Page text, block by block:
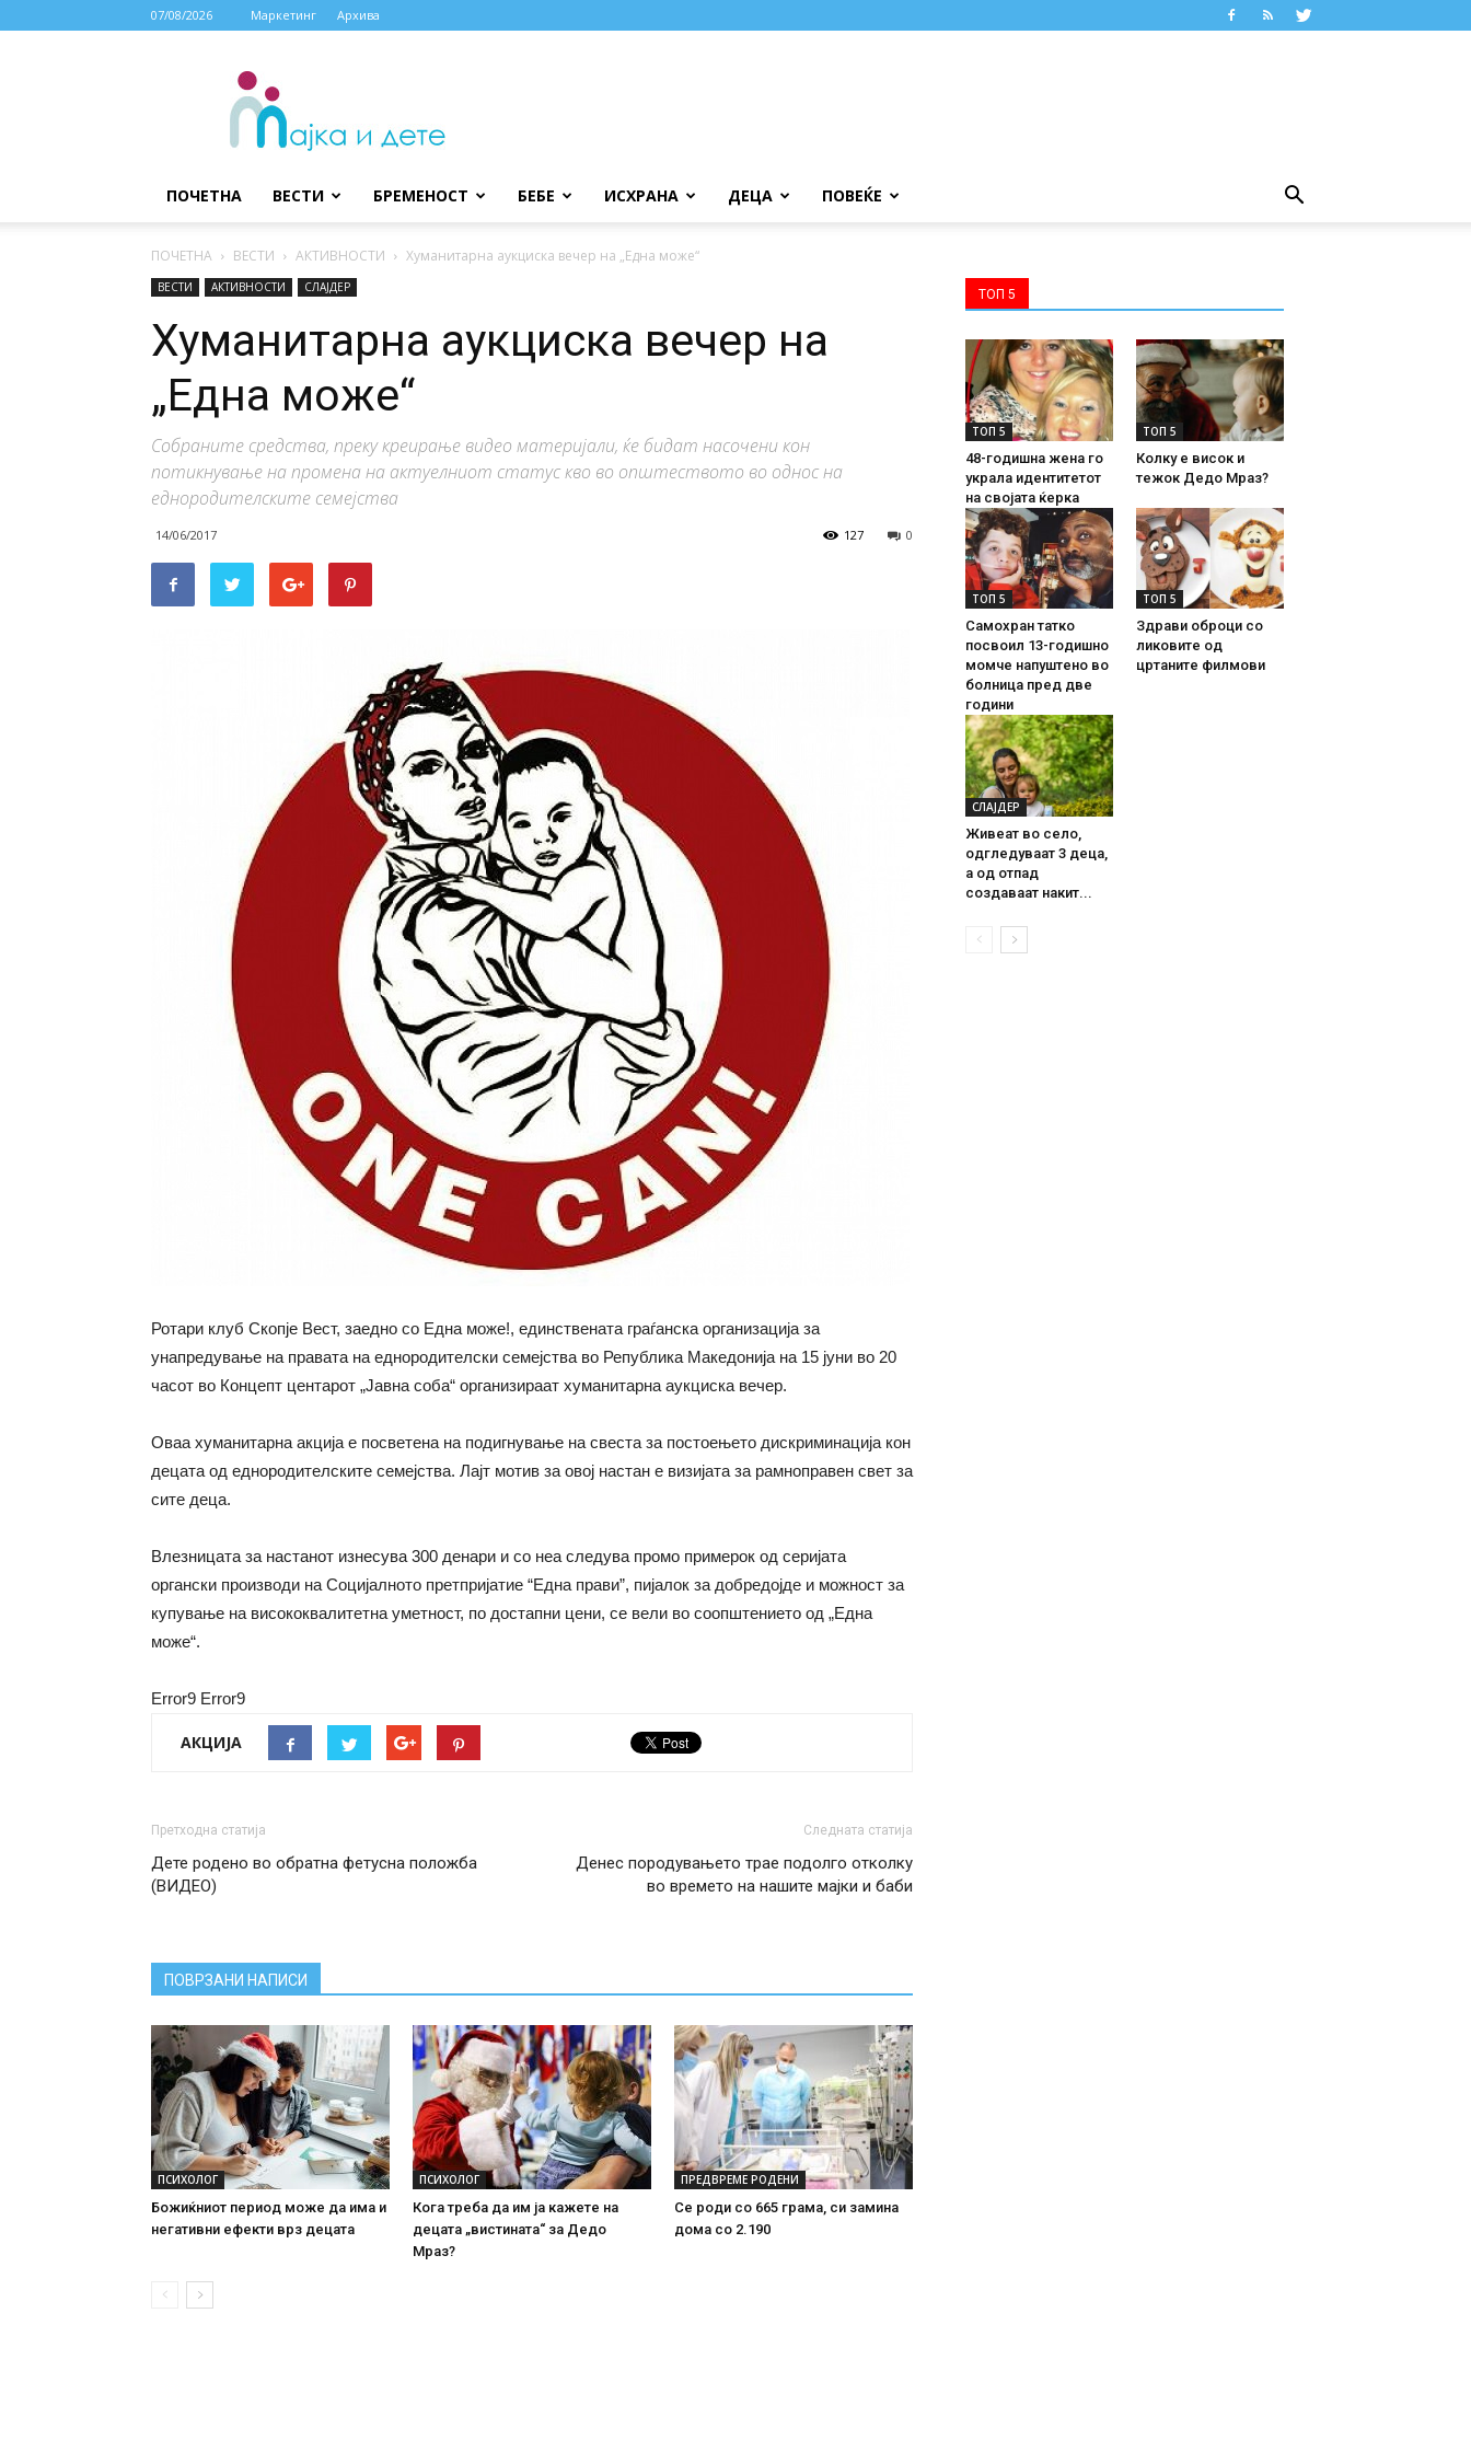
07/08/2026 Маркетинг Архива
МАЈКА
ДЕТЕ
ПОЧЕТНА ВЕСТИ БРЕМЕНОСТ БЕБЕ ИСХРАНА ДЕЦА ПОВЕЌЕ
ПОЧЕТНА ВЕСТИ АКТИВНОСТИ Хуманитарна аукциска вечер на „Една може“
ВЕСТИ АКТИВНОСТИ СЛАЈДЕР
Хуманитарна аукциска вечер на
„Една може“
Собраните средства, преку креирање видео материјали, ќе бидат насочени кон
потикнување на промена на актуелниот статус кво во општеството во однос на
еднородителските семејства
14/06/2017 0
127
Ротари клуб Скопје Вест, заедно со Една може!, единствената граѓанска организација за
унапредување на правата на еднородителски семејства во Република Македонија на 15 јуни во 20
часот во Концепт центарот „Јавна соба“ организираат хуманитарна аукциска вечер.
Оваа хуманитарна акција е посветена на подигнување на свеста за постоењето дискриминација кон
децата од еднородителските семејства. Лајт мотив за овој настан е визијата за рамноправен свет за
сите деца.
Влезницата за настанот изнесува 300 денари и со неа следува промо примерок од серијата
органски производи на Социјалното претпријатие “Една прави”, пијалок за добредојде и можност за
купување на висококвалитетна уметност, по достапни цени, се вели во соопштението од „Една
може“.
Error9 Error9
АКЦИЈА
Претходна статија
Дете родено во обратна фетусна положба
(ВИДЕО)
Следната статија
Денес породувањето трае подолго отколку
во времето на нашите мајки и баби
ПОВРЗАНИ НАПИСИ
ПСИХОЛОГ
Божиќниот период може да има и
негативни ефекти врз децата
ПСИХОЛОГ
Кога треба да им ја кажете на
децата „вистината“ за Дедо
Мраз?
ПРЕДВРЕМЕ РОДЕНИ
Се роди со 665 грама, си замина
дома со 2.190
ТОП 5
ТОП 5
48-годишна жена го
украла идентитетот
на својата ќерка
ТОП 5
Колку е висок и
тежок Дедо Мраз?
ТОП 5
Самохран татко
посвоил 13-годишно
момче напуштено во
болница пред две
години
ТОП 5
Здрави оброци со
ликовите од
цртаните филмови
СЛАЈДЕР
Живеат во село,
одгледуваат 3 деца,
а од отпад
создаваат накит...